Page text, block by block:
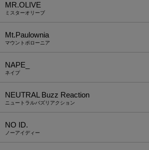
MR.OLIVE
ミスターオリーブ
Mt.Paulownia
マウントポローニア
NAPE_
ネイプ
NEUTRAL Buzz Reaction
ニュートラルバズリアクション
NO ID.
ノーアイディー